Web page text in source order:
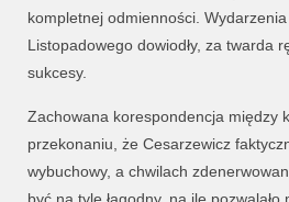
kompletnej odmienności.
Listopadowego dowiodły, za twarda
sukcesy.
Zachowana korespondencja między
przekonaniu, że Cesarzewicz
wybuchowy, a chwilach